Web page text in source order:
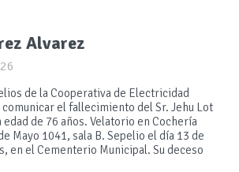
Alvarez
de la Cooperativa de Electricidad
el fallecimiento del Sr. Jehu Lot
edad de 76 años. Velatorio en Cochería
Mayo 1041, sala B. Sepelio el día 13 de
en el Cementerio Municipal. Su deceso